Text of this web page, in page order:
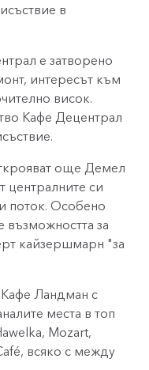
в
е затворено
интересът към
висок.
Кафе Децентрал
още Демел
централните си
поток. Особено
възможността за
кайзершмарн "за
Ландман с
места в топ
Mozart,
всяко с между